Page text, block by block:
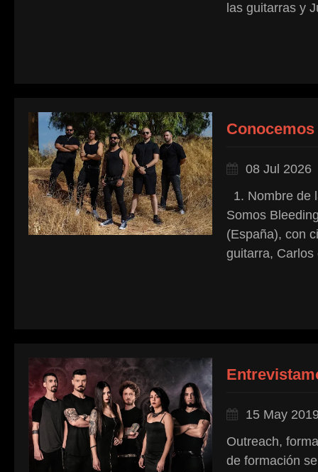
las guitarras y
08 Jul 2026
1. Nombre de
Somos
(España), con
guitarra, Carlos
15 May
Outreach,
de formación